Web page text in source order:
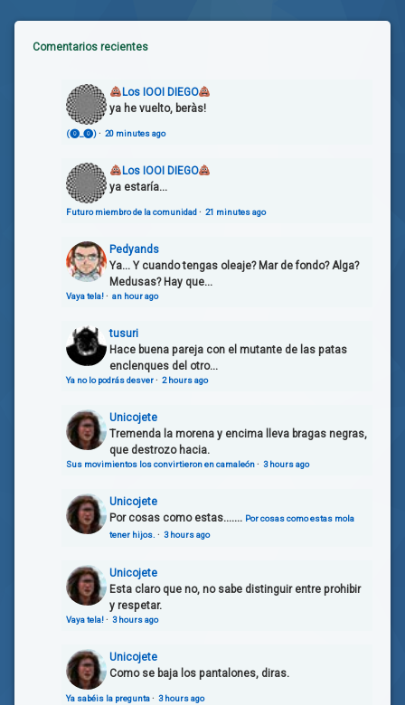
Comentarios recientes
Los IOOI DIEGO
ya he vuelto, beràs!
(⓿_⓿)· 20 minutes ago
Los IOOI DIEGO
ya estaría...
Futuro miembro de la comunidad· 21 minutes ago
Pedyands
Ya... Y cuando tengas oleaje? Mar de fondo? Alga?
Medusas? Hay que...
Vaya tela!· an hour ago
tusuri
Hace buena pareja con el mutante de las patas
enclenques del otro...
Ya no lo podrás desver· 2 hours ago
Unicojete
Tremenda la morena y encima lleva bragas negras,
que destrozo hacia.
Sus movimientos los convirtieron en camaleón· 3 hours ago
Unicojete
Por cosas como estas....... Por cosas como estas mola
tener hijos. · 3 hours ago
Unicojete
Esta claro que no, no sabe distinguir entre prohibir
y respetar.
Vaya tela!· 3 hours ago
Unicojete
Como se baja los pantalones, diras.
Ya sabéis la pregunta· 3 hours ago